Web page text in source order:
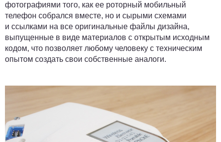
фотографиями того, как ее роторный мобильный
телефон собрался вместе, но и сырыми схемами
и ссылками на все оригинальные файлы дизайна,
выпущенные в виде материалов с открытым исходным
кодом, что позволяет любому человеку с техническим
опытом создать свои собственные аналоги.